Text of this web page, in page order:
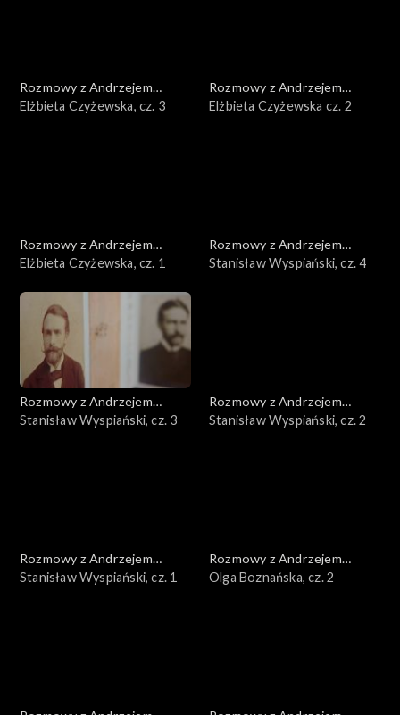
Rozmowy z Andrzejem
Doboszem
Elżbieta Czyżewska, cz. 3
Rozmowy z Andrzejem
Doboszem
Elżbieta Czyżewska cz. 2
Rozmowy z Andrzejem
Doboszem
Elżbieta Czyżewska, cz. 1
Rozmowy z Andrzejem
Doboszem
Stanisław Wyspiański, cz. 4
Rozmowy z Andrzejem
Doboszem
Stanisław Wyspiański, cz. 3
Rozmowy z Andrzejem
Doboszem
Stanisław Wyspiański, cz. 2
Rozmowy z Andrzejem
Doboszem
Stanisław Wyspiański, cz. 1
Rozmowy z Andrzejem
Doboszem
Olga Boznańska, cz. 2